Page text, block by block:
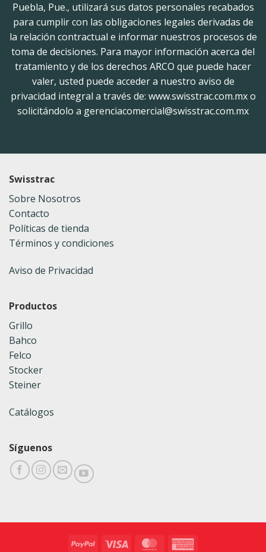
Puebla, Pue., utilizará sus datos personales recabados
para cumplir con las obligaciones legales derivadas de
la relación contractual e informar nuestros procesos de
toma de decisiones. Para mayor información acerca del
tratamiento y de los derechos ARCO que puede hacer
valer, usted puede acceder a nuestro aviso de
privacidad integral a través de: www.swisstrac.com.mx o
solicitándolo a gerenciacomercial@swisstrac.com.mx
Swisstrac
Sobre Nosotros
Contacto
Políticas de tienda
Términos y condiciones
Aviso de Privacidad
Productos
Grillo
Bahco
Felco
Stocker
Steiner
Catálogos
Síguenos